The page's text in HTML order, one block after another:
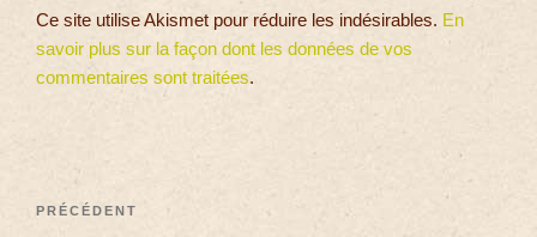
Ce site utilise Akismet pour réduire les indésirables. En
savoir plus sur la façon dont les données de vos
commentaires sont traitées.
PRÉCÉDENT